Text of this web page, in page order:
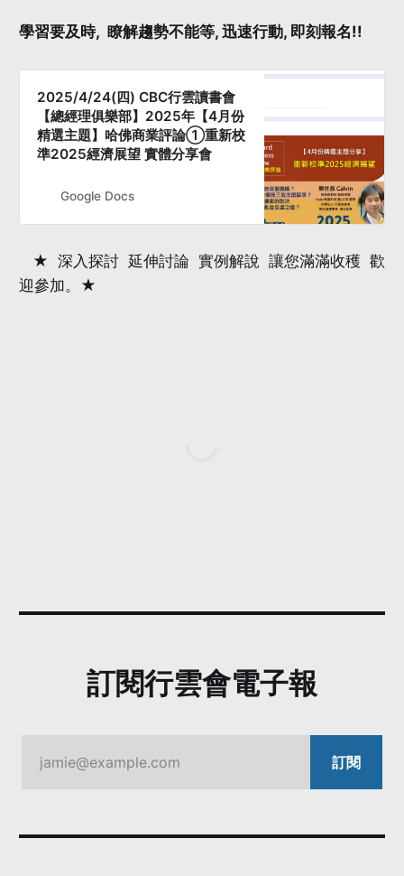
學習要及時, 瞭解趨勢不能等, 迅速行動, 即刻報名!!
2025/4/24(四) CBC行雲讀書會
【總經理俱樂部】2025年【4月份
精選主題】哈佛商業評論①重新校
準2025經濟展望 實體分享會
Google Docs
★ 深入探討 延伸討論 實例解說 讓您滿滿收穫 歡
迎參加。★
訂閱行雲會電子報
jamie@example.com 訂閱